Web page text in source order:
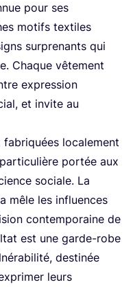
pour ses
motifs tex­tiles
sur­pre­nants qui
Chaque vête­ment
expres­sion
et invite au
loca­le­ment
por­tée aux
sociale. La
mêle les influences
contem­po­raine de
est une garde-robe
des­ti­née
leurs